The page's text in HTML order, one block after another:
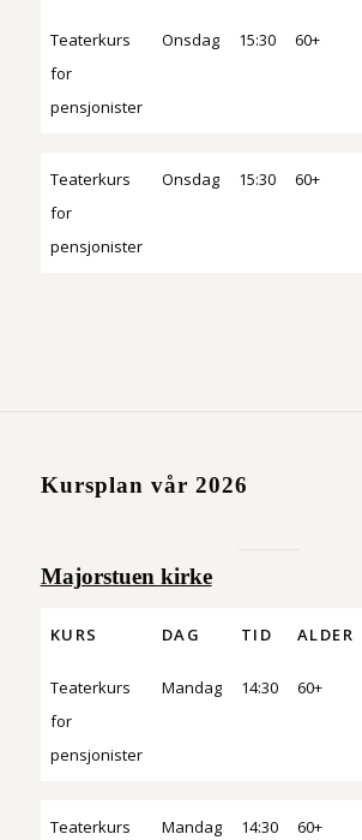
KURS
DAG TID ALDER
Teaterkurs
for
pensjonister
Onsdag 15:30 60+
Teaterkurs
for
pensjonister
Onsdag 15:30 60+
Kursplan vår 2026
Majorstuen kirke
KURS DAG TID ALDER
KURS
DAG TID ALDER
Teaterkurs
for
pensjonister
Mandag 14:30 60+
Teaterkurs
Mandag 14:30 60+